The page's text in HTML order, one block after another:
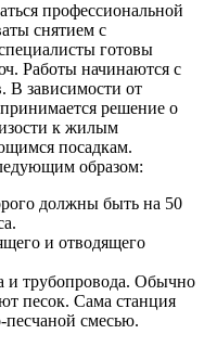
профессиональной
снятием с
готовы
Работы начинаются с
В зависимости от
решение о
к жилым
посадкам.
образом:
должны быть на 50
и отводящего
и трубопровода. Обычно
песок. Сама станция
песчаной смесью.